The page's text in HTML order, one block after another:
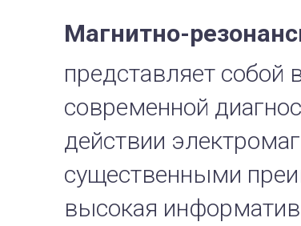
Магнитно-
представляет
современной
действии
существенными
высокая